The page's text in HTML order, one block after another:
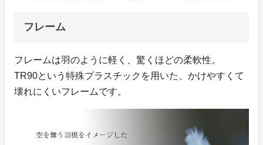
フレーム
フレームは羽のように軽く、驚くほどの柔軟性。
TR90という特殊プラスチックを用いた、かけやすくて
壊れにくいフレームです。